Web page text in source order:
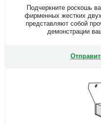
Подчеркните роскошь
фирменных жестких
представляют собой
демонстрации